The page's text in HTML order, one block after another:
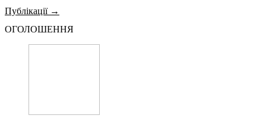
Публікації →
ОГОЛОШЕННЯ